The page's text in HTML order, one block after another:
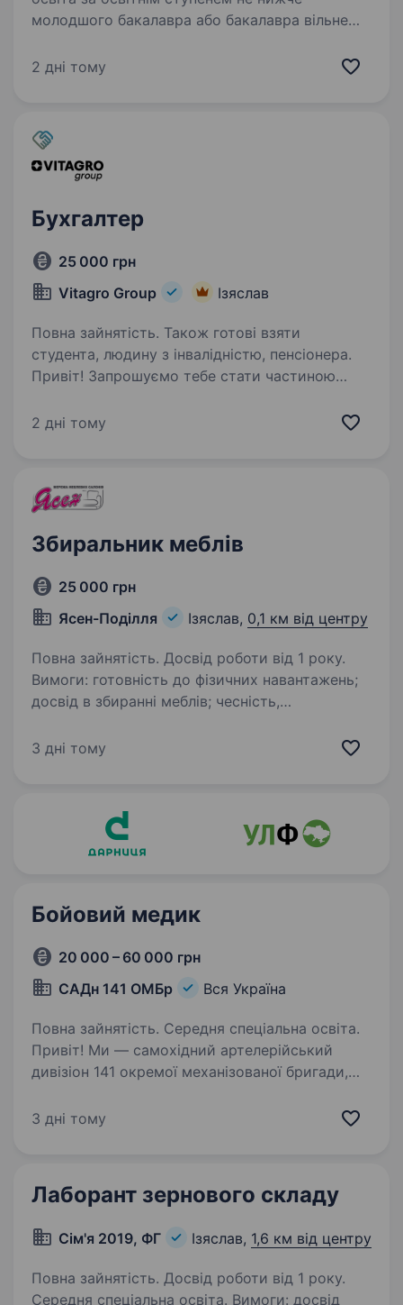
молодшого бакалавра або бакалавра вільне
Конституції України; Закону України «Про
2 дні тому
Бухгалтер
25 000 грн
Vitagro Group
Ізяслав
Повна зайнятість. Також готові взяти
студента, людину з інвалідністю, пенсіонера.
Привіт! Запрошуємо тебе стати частиною
«VITAGRO NUTRITION» — лідера
підтримку в навчанні…
2 дні тому
Збиральник меблів
25 000 грн
Ясен-Поділля
Ізяслав, 0,1 км від центру
Повна зайнятість. Досвід роботи від 1 року.
Вимоги: готовність до фізичних навантажень;
досвід в збиранні меблів; чесність,
та ведення обліку меблів; вантажно-
3 дні тому
Бойовий медик
20 000 – 60 000 грн
САДн 141 ОМБр
Вся Україна
Повна зайнятість. Середня спеціальна освіта.
Привіт! Ми — самохідний артелерійський
дивізіон 141 окремої механізованої бригади,
бореться за мир і безпеку України. Наше
3 дні тому
Лаборант зернового складу
Сім'я 2019, ФГ Ізяслав, 1,6 км від центру
Повна зайнятість. Досвід роботи від 1 року.
Середня спеціальна освіта. Вимоги: досвід